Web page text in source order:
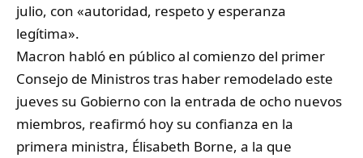
julio, con «autoridad, respeto y esperanza
legítima».
Macron habló en público al comienzo del primer
Consejo de Ministros tras haber remodelado este
jueves su Gobierno con la entrada de ocho nuevos
miembros, reafirmó hoy su confianza en la
primera ministra, Élisabeth Borne, a la que